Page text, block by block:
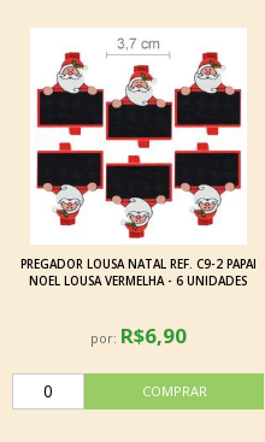
PREGADOR LOUSA NATAL REF. C9-2 PAPAI
NOEL LOUSA VERMELHA - 6 UNIDADES
por: R$6,90